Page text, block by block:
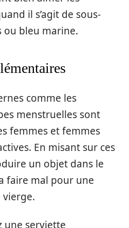
il s’agit de sous-
ou bleu marine.
comme les
menstruelles sont
femmes et femmes
En misant sur ces
un objet dans le
faire mal pour une
vierge.
une serviette